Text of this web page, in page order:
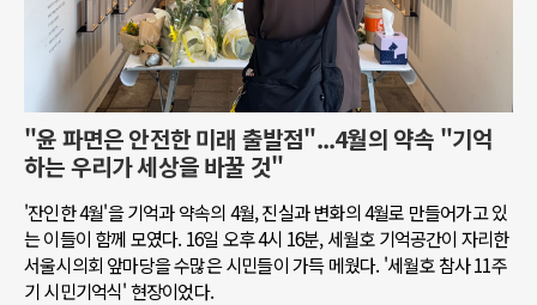
"윤 파면은 안전한 미래 출발점"...4월의 약속 "기억
하는 우리가 세상을 바꿀 것"
'잔인한 4월'을 기억과 약속의 4월, 진실과 변화의 4월로 만들어가고 있
는 이들이 함께 모였다. 16일 오후 4시 16분, 세월호 기억공간이 자리한
서울시의회 앞마당을 수많은 시민들이 가득 메웠다. '세월호 참사 11주
기 시민기억식' 현장이었다.